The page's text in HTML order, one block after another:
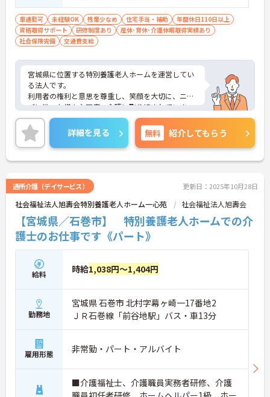
車通勤可 未経験OK 残業少なめ 住宅手当・補助
年間休日110日以上
資格取得サポート
研修制度あり
産休･育休･介護休暇取得実績あり
社会保険完備
交通費支給
宮城県に位置する特別養護老人ホームを運営してい
る法人です。
利用者の権利と意思を尊重し、笑顔を大切に、ニー
ズに沿った様々な医療・介護に取り組まれていま
す。
詳細を見る 無料 紹介してもらう
通所介護（デイサービス） 更新日：2025年10月28日
社会福祉法人旭壽会特別養護老人ホーム一心苑 社会福祉法人旭壽会
【宮城県／石巻市】 特別養護老人ホームでの介
護士のお仕事です《パート》
給料 時給1,038円～1,404円
勤務地
宮城県 石巻市 北村字幕ヶ崎一17番地2
ＪＲ石巻線「前谷地駅」バス・車13分
雇用形態 非常勤・パート・アルバイト
■介護福祉士、介護職員実務者研修、介護